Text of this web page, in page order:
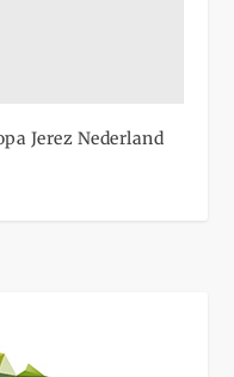
Jerez Nederland